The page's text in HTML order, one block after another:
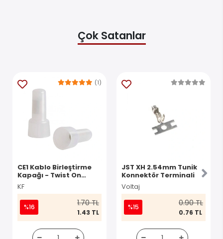
Çok Satanlar
CE1 Kablo Birleştirme
Kapağı - Twist On
Konnektör
KF
(1)
%16 1.70 TL
1.43 TL
JST XH 2.54mm Tunik
Konnektör Terminali
Voltaj
%15 0.90 TL
0.76 TL